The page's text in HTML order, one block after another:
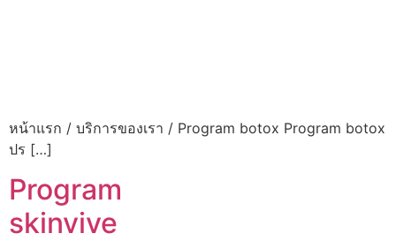
หน้าแรก / บริการของเรา / Program botox Program botox
ปร […]
Program
skinvive